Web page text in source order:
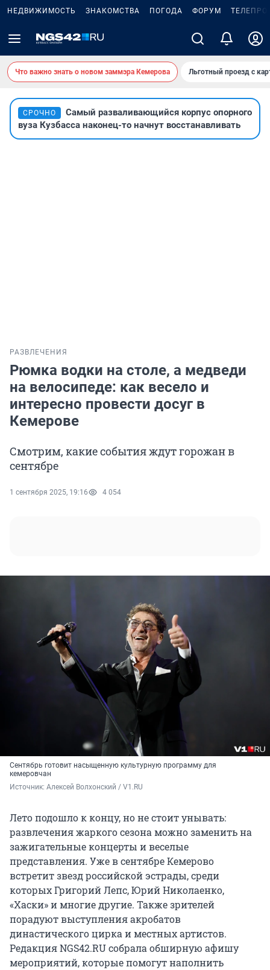
НЕДВИЖИМОСТЬ ЗНАКОМСТВА ПОГОДА ФОРУМ
Что важно знать о новом заммэра Кемерова Льготный проезд с
СРОЧНО
Самый разваливающийся корпус опорного
вуза Кузбасса наконец-то начнут восстанавливать
РАЗВЛЕЧЕНИЯ
Рюмка водки на столе, а медведи
на велосипеде: как весело и
интересно провести досуг в
Кемерове
Смотрим, какие события ждут горожан в
сентябре
1 сентября 2025, 19:16 4 054
Сентябрь готовит насыщенную культурную программу для
кемеровчан
Источник: Алексей Волхонский / V1.RU
Лето подошло к концу, но не стоит унывать:
развлечения жаркого сезона можно заменить на
зажигательные концерты и веселые
представления. Уже в сентябре Кемерово
встретит звезд российской эстрады, среди
которых Григорий Лепс, Юрий Николаенко,
«Хаски» и многие другие. Также зрителей
порадуют выступления акробатов
династического цирка и местных артистов.
Редакция NGS42.RU собрала обширную афишу
мероприятий, которые помогут наполнить